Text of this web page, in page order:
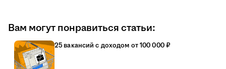
Вам могут понравиться статьи:
25 вакансий с доходом от 100 000 ₽